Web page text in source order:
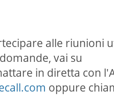
alle riunioni
vai su
in diretta con
oppure